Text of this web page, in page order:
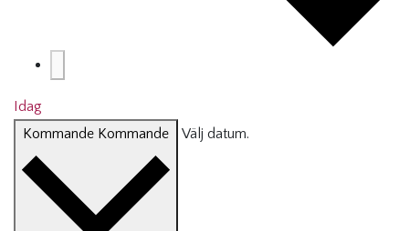
Idag
Kommande Kommande Välj datum.